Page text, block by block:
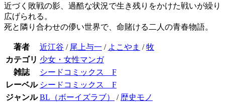
近づく敗戦の影、過酷な状況で生き残りをかけた戦いが繰り
広げられる。
死と隣り合わせの儚い世界で、命賭ける二人の青春物語。
著者 近江谷 / 尾上与一 / よこやま /牧
カテゴリ 少女・女性マンガ
雑誌
シードコミックス F
レーベル シードコミックス F
ジャンル BL（ボーイズラブ） / 歴史モノ